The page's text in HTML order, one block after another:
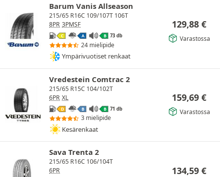
Barum Vanis Allseason
215/65 R16C 109/107T 106T
8PR 3PMSF
C A B 73 db
24 mielipide
Ympärivuotiset renkaat
129,88 €
Varastossa
Vredestein Comtrac 2
215/65 R15C 104/102T
6PR XL
D B B 71 db
3 mielipide
Kesärenkaat
159,69 €
Varastossa
Sava Trenta 2
215/65 R16C 106/104T
6PR
134,59 €